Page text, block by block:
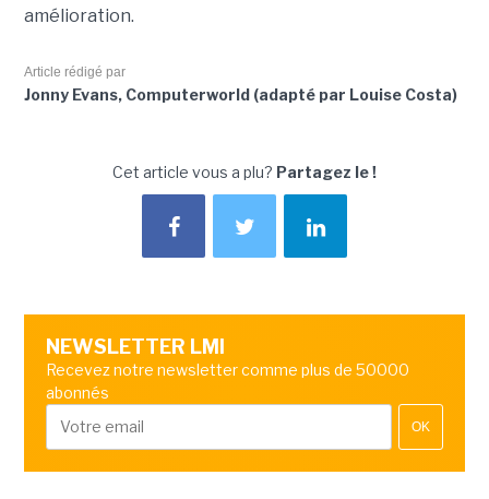
amélioration.
Article rédigé par
Jonny Evans, Computerworld (adapté par Louise Costa)
Cet article vous a plu? Partagez le !
NEWSLETTER LMI
Recevez notre newsletter comme plus de 50000
abonnés
OK